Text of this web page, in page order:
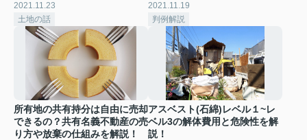
2021.11.23
土地の話
2021.11.19
判例解説
所有地の共有持分は自由に売却
できるの？共有名義不動産の売
り方や放棄の仕組みを解説！
アスベスト(石綿)レベル１~レ
ベル3の解体費用と危険性を解
説！